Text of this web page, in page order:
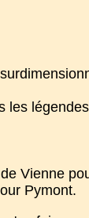
Vienne
Pymont.